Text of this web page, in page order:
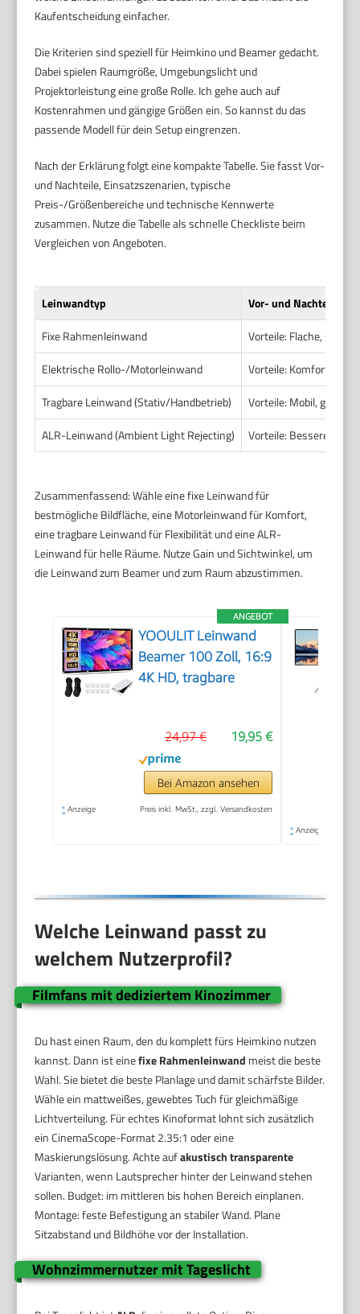
Kaufentscheidung einfacher.
Die Kriterien sind speziell für Heimkino und Beamer gedacht.
Dabei spielen Raumgröße, Umgebungslicht und
Projektorleistung eine große Rolle. Ich gehe auch auf
Kostenrahmen und gängige Größen ein. So kannst du das
passende Modell für dein Setup eingrenzen.
Nach der Erklärung folgt eine kompakte Tabelle. Sie fasst Vor-
und Nachteile, Einsatzszenarien, typische
Preis-/Größenbereiche und technische Kennwerte
zusammen. Nutze die Tabelle als schnelle Checkliste beim
Vergleichen von Angeboten.
Leinwandtyp
Vor- und Nachteile
Fixe Rahmenleinwand
Vorteile: Flache,
Elektrische Rollo-/Motorleinwand
Vorteile: Komfortable
Tragbare Leinwand (Stativ/Handbetrieb)
Vorteile: Mobil,
ALR-Leinwand (Ambient Light Rejecting)
Vorteile: Bessere
Zusammenfassend: Wähle eine fixe Leinwand für
bestmögliche Bildfläche, eine Motorleinwand für Komfort,
eine tragbare Leinwand für Flexibilität und eine ALR-
Leinwand für helle Räume. Nutze Gain und Sichtwinkel, um
die Leinwand zum Beamer und zum Raum abzustimmen.
ANGEBOT
YOOULIT Leinwand
Beamer 100 Zoll, 16:9
4K HD, tragbare
19,95 €
24,97 €
Bei Amazon ansehen
* Anzeige Preis inkl. MwSt., zzgl. Versandkosten
* Anzeige
Welche Leinwand passt zu
welchem Nutzerprofil?
Filmfans mit dediziertem Kinozimmer
Du hast einen Raum, den du komplett fürs Heimkino nutzen
kannst. Dann ist einefixe Rahmenleinwand meist die beste
Wahl. Sie bietet die beste Planlage und damit schärfste Bilder.
Wähle ein mattweißes, gewebtes Tuch für gleichmäßige
Lichtverteilung. Für echtes Kinoformat lohnt sich zusätzlich
ein CinemaScope-Format 2.35:1 oder eine
Maskierungslösung. Achte aufakustisch transparente
Varianten, wenn Lautsprecher hinter der Leinwand stehen
sollen. Budget: im mittleren bis hohen Bereich einplanen.
Montage: feste Befestigung an stabiler Wand. Plane
Sitzabstand und Bildhöhe vor der Installation.
Wohnzimmernutzer mit Tageslicht